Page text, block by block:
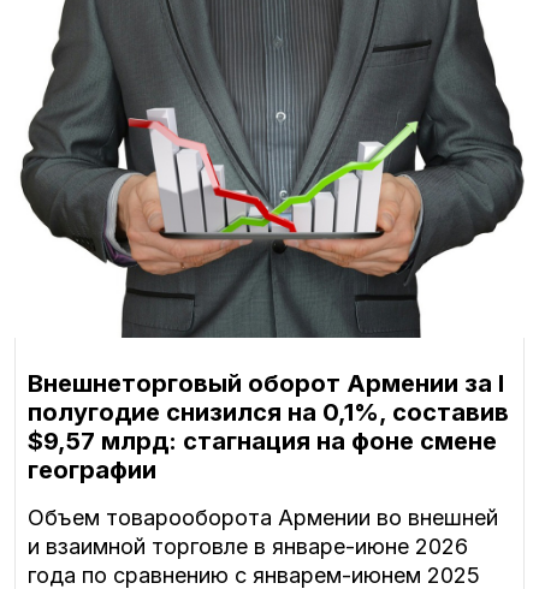
Внешнеторговый оборот Армении за I
полугодие снизился на 0,1%, составив
$9,57 млрд: стагнация на фоне смене
географии
Объем товарооборота Армении во внешней
и взаимной торговле в январе-июне 2026
года по сравнению с январем-июнем 2025